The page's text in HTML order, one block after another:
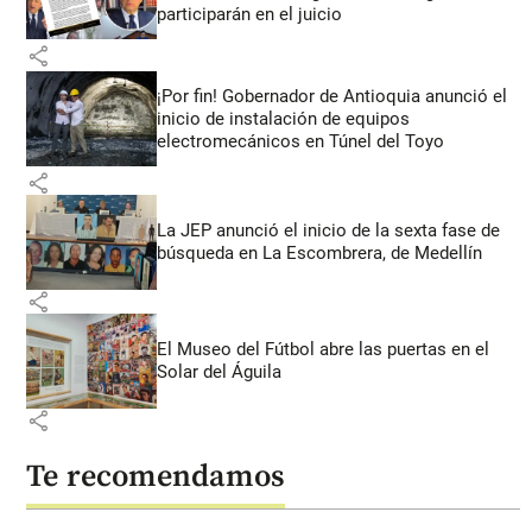
participarán en el juicio
share
¡Por fin! Gobernador de Antioquia anunció el
inicio de instalación de equipos
electromecánicos en Túnel del Toyo
share
La JEP anunció el inicio de la sexta fase de
búsqueda en La Escombrera, de Medellín
share
El Museo del Fútbol abre las puertas en el
Solar del Águila
share
Te recomendamos